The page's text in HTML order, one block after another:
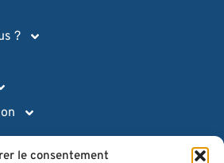
le consentement
?